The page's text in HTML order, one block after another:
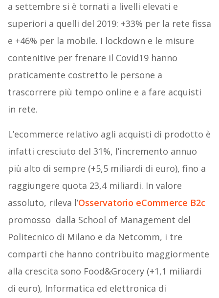
a settembre si è tornati a livelli elevati e
superiori a quelli del 2019: +33% per la rete fissa
e +46% per la mobile. I lockdown e le misure
contenitive per frenare il Covid19 hanno
praticamente costretto le persone a
trascorrere più tempo online e a fare acquisti
in rete.
L’ecommerce relativo agli acquisti di prodotto è
infatti cresciuto del 31%, l’incremento annuo
più alto di sempre (+5,5 miliardi di euro), fino a
raggiungere quota 23,4 miliardi. In valore
assoluto, rileva l’Osservatorio eCommerce B2c
promosso dalla School of Management del
Politecnico di Milano e da Netcomm, i tre
comparti che hanno contribuito maggiormente
alla crescita sono Food&Grocery (+1,1 miliardi
di euro), Informatica ed elettronica di